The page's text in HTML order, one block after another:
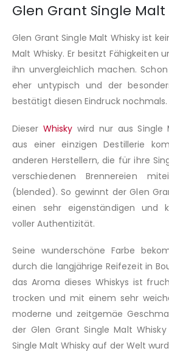
Glen Grant Single Malt
Glen Grant Single Malt Whisky ist
Malt Whisky. Er besitzt Fähigkeiten
ihn unvergleichlich machen.
eher untypisch und der
bestätigt diesen Eindruck nochmals.
Dieser Whisky wird nur aus Single
aus einer einzigen Destillerie
anderen Herstellern, die für ihre
verschiedenen Brennereien
(blended). So gewinnt der Glen
einen sehr eigenständigen und
voller Authentizität.
Seine wunderschöne Farbe
durch die langjährige Reifezeit in
das Aroma dieses Whiskys ist
trocken und mit einem sehr
moderne und zeitgemäe
der Glen Grant Single Malt
Single Malt Whisky auf der Welt